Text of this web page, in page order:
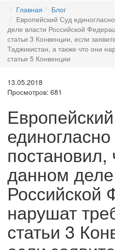
Главная
Блог
Европейский Суд
деле власти Российской
статьи 3 Конвенции, если
Таджикистан, а также что они
статьи 5 Конвенции
13.05.2018
Просмотров: 681
единогласно
постановил,
данном
Российской
нарушат
статьи 3